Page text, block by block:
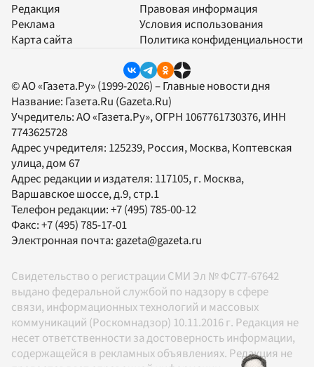
Редакция
Реклама
Карта сайта
Правовая информация
Условия использования
Политика конфиденциальности
© АО «Газета.Ру» (1999-2026) – Главные новости дня
Название: Газета.Ru (Gazeta.Ru)
Учредитель:АО «Газета.Ру», ОГРН 1067761730376, ИНН
7743625728
Адрес учредителя: 125239, Россия, Москва, Коптевская
улица, дом 67
Адрес редакции и издателя: 117105, г. Москва,
Варшавское шоссе, д.9, стр.1
Телефон редакции:+7 (495) 785-00-12
Факс:+7 (495) 785-17-01
Электронная почта:gazeta@gazeta.ru
Свидетельство о регистрации СМИ Эл № ФС77-67642
выдано федеральной службой по надзору в сфере
связи, информационных технологий и массовых
коммуникаций (Роскомнадзор) 10.11.2016 г. Редакция не
несет ответственности за достоверность информации,
содержащейся в рекламных объявлениях. Редакция не